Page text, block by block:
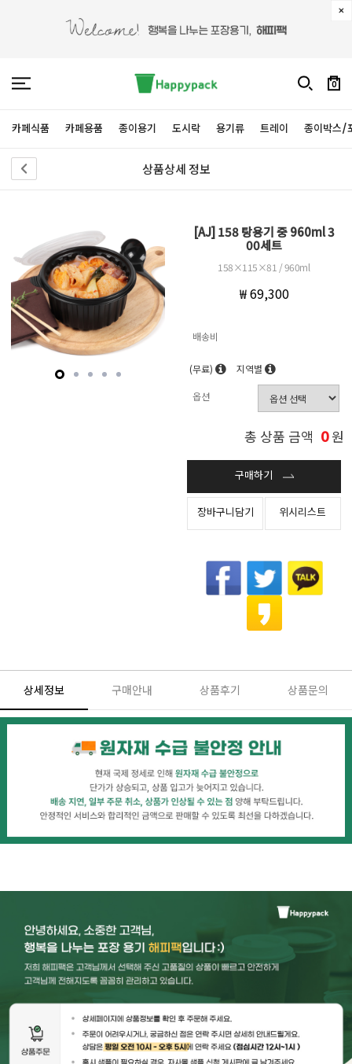
0
카페식품 카페용품 종이용기 도시락 용기류 트레이 종이박스/
상품상세 정보
[AJ] 158 탕용기 중 960ml 3
00세트
158×115×81 / 960ml
₩ 69,300
배송비
(무료) 지역별
옵션
총 상품 금액 0원
구매하기
장바구니담기 위시리스트
상세정보 구매안내 상품후기 상품문의